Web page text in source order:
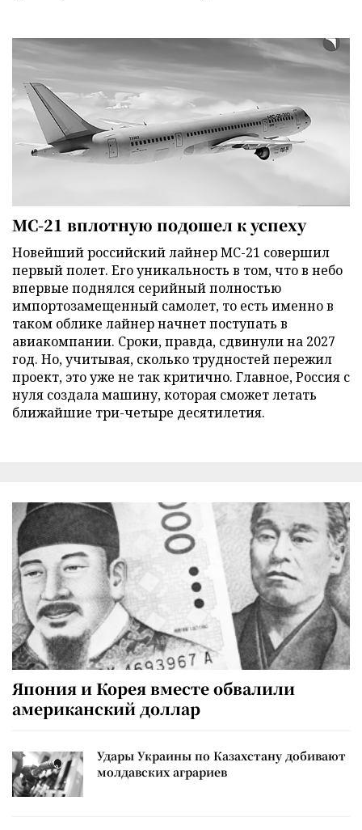
МС-21 вплотную подошел к успеху
Новейший российский лайнер МС-21 совершил
первый полет. Его уникальность в том, что в небо
впервые поднялся серийный полностью
импортозамещенный самолет, то есть именно в
таком облике лайнер начнет поступать в
авиакомпании. Сроки, правда, сдвинули на 2027
год. Но, учитывая, сколько трудностей пережил
проект, это уже не так критично. Главное, Россия с
нуля создала машину, которая сможет летать
ближайшие три-четыре десятилетия.
Япония и Корея вместе обвалили
американский доллар
Удары Украины по Казахстану добивают
молдавских аграриев